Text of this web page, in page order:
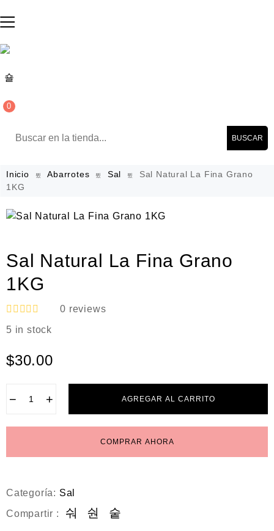
0
BUSCAR
Inicio Abarrotes Sal
Sal Natural La Fina Grano
1KG
Sal Natural La Fina Grano
1KG
V
a
o
r
e
5
0 reviews
5 in stock
$30.00
− + AGREGAR AL CARRITO
COMPRAR AHORA
Categoría: Sal
Compartir :